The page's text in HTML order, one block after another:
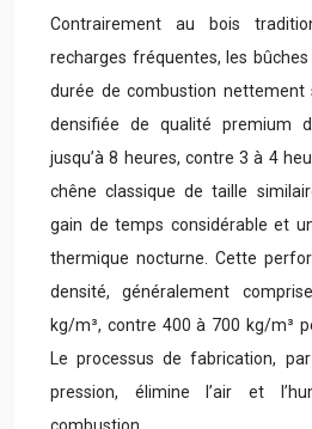
Contrairement au bois
recharges fréquentes, les
durée de combustion nettement
densifiée de qualité premium
jusqu’à 8 heures, contre 3 à 4
chêne classique de taille
gain de temps considérable et
thermique nocturne. Cette
densité, généralement
kg/m³, contre 400 à 700 kg/m³
Le processus de fabrication,
pression, élimine l’air et